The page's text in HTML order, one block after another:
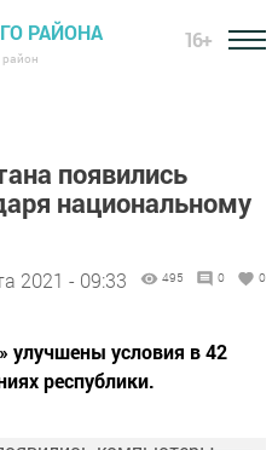
РАЙОНА
район
16+
появились
национальному
2021 - 09:33 495 0 0
улучшены условия в 42
республики.